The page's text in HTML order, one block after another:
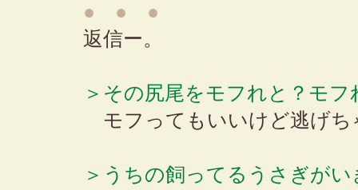
● ● ●
返信ー。
＞その尻尾をモフれと？モフ
モフってもいいけど逃げち
＞うちの飼ってるうさぎが